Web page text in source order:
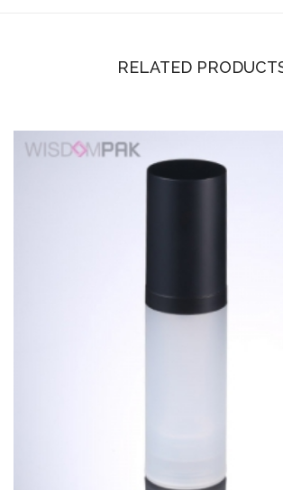
RELATED